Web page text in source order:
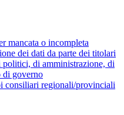
mancata o incompleta
dei dati da parte dei titolari
di amministrazione, di
di governo
consiliari regionali/provinciali